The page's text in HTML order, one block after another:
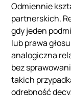
Odmiennie
partnerskich.
gdy jeden
lub prawa
analogiczna
bez
takich
odrębność